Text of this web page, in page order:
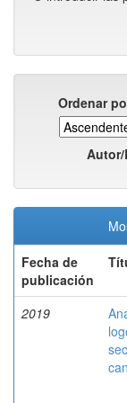
Ordenar
Fecha de
publicación
2019